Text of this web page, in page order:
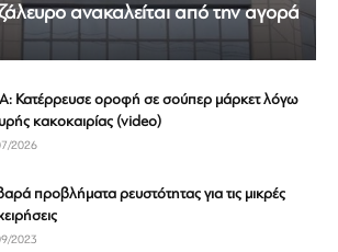
ανακαλείται από την αγορά
Κατέρρευσε οροφή σε σούπερ μάρκετ λόγω
κακοκαιρίας (video)
2026
προβλήματα ρευστότητας για τις μικρές
2023